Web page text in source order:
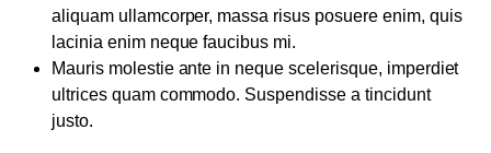
aliquam ullamcorper, massa risus posuere enim, quis
lacinia enim neque faucibus mi.
Mauris molestie ante in neque scelerisque, imperdiet
ultrices quam commodo. Suspendisse a tincidunt
justo.